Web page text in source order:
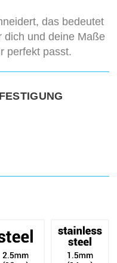
das bedeutet
dich und deine Maße
perfekt passt.